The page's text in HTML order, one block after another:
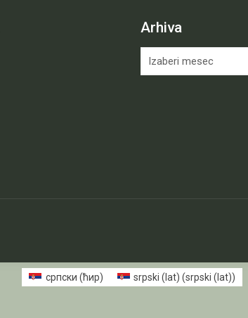
Arhiva
Arhiva
српски (ћир) srpski (lat) (srpski (lat))